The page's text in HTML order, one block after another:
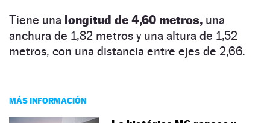
Tiene una longitud de 4,60 metros, una
anchura de 1,82 metros y una altura de 1,52
metros, con una distancia entre ejes de 2,66.
MÁS INFORMACIÓN